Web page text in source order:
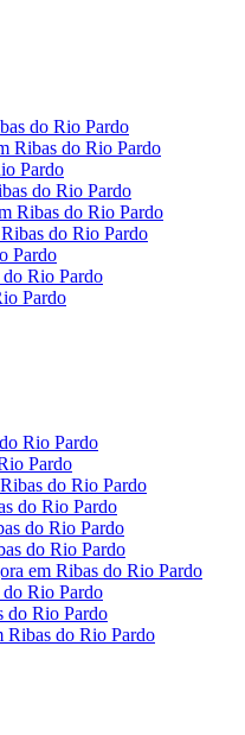
do Rio Pardo
Ribas do Rio Pardo
Pardo
do Rio Pardo
Ribas do Rio Pardo
Ribas do Rio Pardo
Pardo
do Rio Pardo
Pardo
Rio Pardo
Pardo
Ribas do Rio Pardo
do Rio Pardo
do Rio Pardo
do Rio Pardo
em Ribas do Rio Pardo
do Rio Pardo
do Rio Pardo
Ribas do Rio Pardo